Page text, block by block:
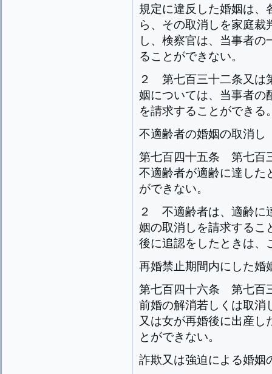
規定に違反した婚姻は、
ら、その取消しを家庭
し、検察官は、当事者
ることができない。
２ 第七百三十二条又は
姻については、当事者の
を請求することができる
不適齢者の婚姻の取消し
第七百四十五条 第七百
不適齢者が適齢に達した
ができない。
２ 不適齢者は、適齢に
姻の取消しを請求するこ
後に追認をしたときは、
再婚禁止期間内にした婚
第七百四十六条 第七百
前婚の解消若しくは取消
又は女が再婚後に出産し
とができない。
詐欺又は強迫による婚姻